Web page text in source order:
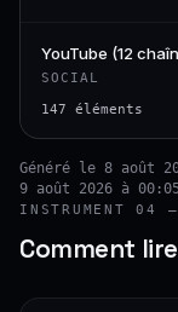
YouTube (12
SOCIAL
147 éléments
Généré le 8 août
9 août 2026 à
INSTRUMENT 04 —
Comment